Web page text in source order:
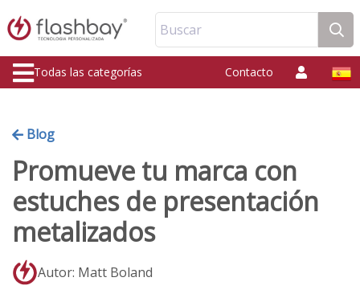
Buscar
Todas las categorías Contacto
Blog
Promueve tu marca con
estuches de presentación
metalizados
Autor: Matt Boland